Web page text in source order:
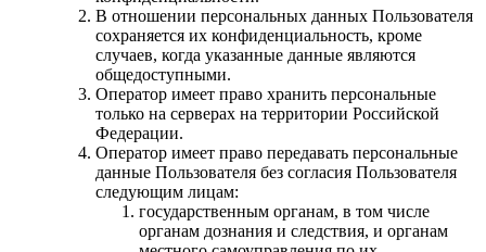
В отношении персональных данных Пользователя
сохраняется их конфиденциальность, кроме
случаев, когда указанные данные являются
общедоступными.
Оператор имеет право хранить персональные
только на серверах на территории Российской
Федерации.
Оператор имеет право передавать персональные
данные Пользователя без согласия Пользователя
следующим лицам:
государственным органам, в том числе
органам дознания и следствия, и органам